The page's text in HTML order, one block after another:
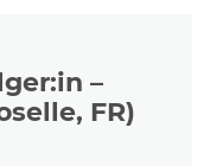
–
FR)